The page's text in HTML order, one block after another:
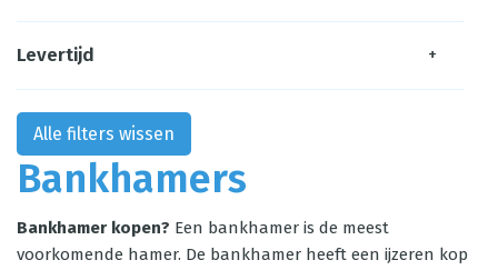
Bankhamers
Bankhamer kopen? Een bankhamer is de meest
voorkomende hamer. De bankhamer heeft een ijzeren kop
Levertijd +
Alle filters wissen